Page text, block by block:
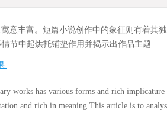
意丰富。短篇小说创作中的象征则有着其
节中起烘托铺垫作用并揭示出作品主题
works has various forms and rich
and rich in meaning.This article is to